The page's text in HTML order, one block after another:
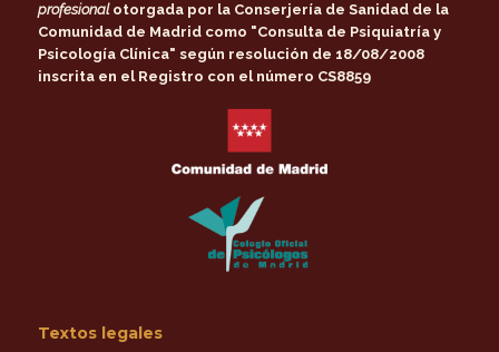
profesionalotorgada por la Conserjería de Sanidad de la
Comunidad de Madridcomo "Consulta de Psiquiatría y
Psicología Clínica" según resolución de 18/08/2008
inscrita en el Registro con el número CS8859
Textos legales